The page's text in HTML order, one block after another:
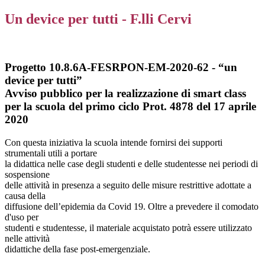
Un device per tutti - F.lli Cervi
Progetto 10.8.6A-FESRPON-EM-2020-62 - “un
device per tutti”
Avviso pubblico per la realizzazione di smart class
per la scuola del primo ciclo Prot. 4878 del 17 aprile
2020
Con questa iniziativa la scuola intende fornirsi dei supporti
strumentali utili a portare
la didattica nelle case degli studenti e delle studentesse nei periodi di
sospensione
delle attività in presenza a seguito delle misure restrittive adottate a
causa della
diffusione dell’epidemia da Covid 19. Oltre a prevedere il comodato
d'uso per
studenti e studentesse, il materiale acquistato potrà essere utilizzato
nelle attività
didattiche della fase post-emergenziale.